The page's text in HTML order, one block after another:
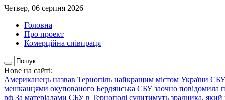
Четвер, 06 серпня 2026
Головна
Про проект
Комерційна співпраця
Нове на сайті:
Американець назвав Тернопіль найкращим містом України СБУ
мешканцями окупованого Бердянська СБУ заочно повідомила
рф За матеріалами СБУ в Тернополі судитимуть зрадника, який